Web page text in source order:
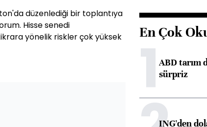
düzenlediği bir toplantıya
Hisse senedi
yönelik riskler çok yüksek
En Çok
1ABD tarım
sürpriz
ING'den